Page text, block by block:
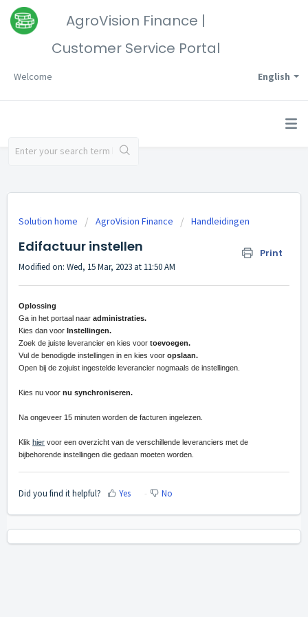
AgroVision Finance |
Customer Service Portal
English
Welcome
Solution home AgroVision Finance Handleidingen
Edifactuur instellen Print
Modified on: Wed, 15 Mar, 2023 at 11:50 AM
Oplossing
Ga in het portaal naar administraties.
Kies dan voor Instellingen.
Zoek de juiste leverancier en kies voor toevoegen.
Vul de benodigde instellingen in en kies voor opslaan.
Open bij de zojuist ingestelde leverancier nogmaals de instellingen.
Kies nu voor nu synchroniseren.
Na ongeveer 15 minuten worden de facturen ingelezen.
Klik hier voor een overzicht van de verschillende leveranciers met de
bijbehorende instellingen die gedaan moeten worden.
Did you find it helpful? Yes No